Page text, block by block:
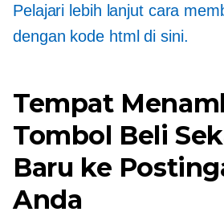
Pelajari lebih lanjut cara
dengan kode html di sini.
Tempat
Tombol Beli
Baru ke
Anda